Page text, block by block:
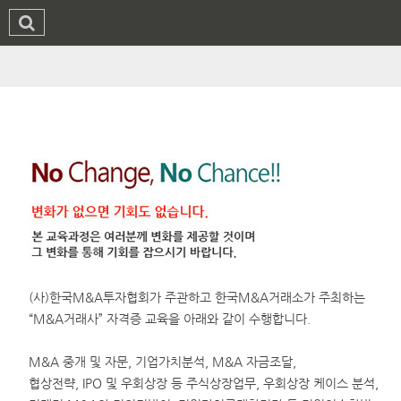
(사)한국M&A투자협회가 주관하고 한국M&A거래소가 주최하는
“M&A거래사” 자격증 교육을 아래와 같이 수행합니다.
M&A 중개 및 자문, 기업가치분석, M&A 자금조달,
협상전략, IPO 및 우회상장 등 주식상장업무, 우회상장 케이스 분석,